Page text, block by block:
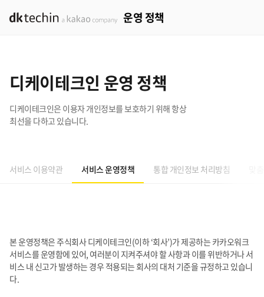
운영 정책
디케이테크인 운영 정책
디케이테크인은 이용자 개인정보를 보호하기 위해 항상
최선을 다하고 있습니다.
서비스 이용약관 서비스 운영정책 통합 개인정보 처리방침
본 운영정책은 주식회사 디케이테크인(이하 ‘회사’)가 제공하는 카카오워크
서비스를 운영함에 있어, 여러분이 지켜주셔야 할 사항과 이를 위반하거나 서
비스 내 신고가 발생하는 경우 적용되는 회사의 대처 기준을 규정하고 있습니
다.